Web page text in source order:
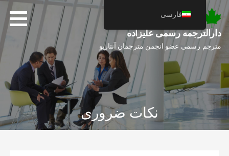
رفتن
به
محتوادارالترجمه رسمی علیزاده
مترجم رسمی عضو انجمن مترجمان آنتاریو
نکات ضروری
فارسی